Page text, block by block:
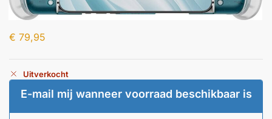
€ 79,95
Uitverkocht
E-mail mij wanneer voorraad beschikbaar is